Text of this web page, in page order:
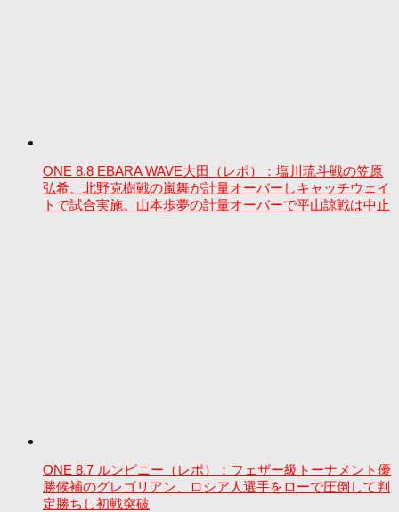
ONE 8.8 EBARA WAVE大田（レポ）：塩川琉斗戦の笠原
弘希、北野克樹戦の嵐舞が計量オーバーしキャッチウェイ
トで試合実施。山本歩夢の計量オーバーで平山諒戦は中止
ONE 8.7 ルンピニー（レポ）：フェザー級トーナメント優
勝候補のグレゴリアン、ロシア人選手をローで圧倒して判
定勝ちし初戦突破